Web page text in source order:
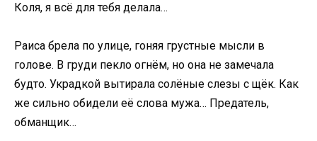
Коля, я всё для тебя делала…
Раиса брела по улице, гоняя грустные мысли в
голове. В груди пекло огнём, но она не замечала
будто. Украдкой вытирала солёные слезы с щёк. Как
же сильно обидели её слова мужа… Предатель,
обманщик…